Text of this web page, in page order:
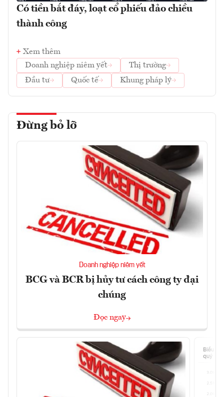
Có tiền bắt đáy, loạt cổ phiếu đảo chiều
thành công
Xem thêm
Doanh nghiệp niêm yết
Thị trường
Đầu tư
Quốc tế Khung pháp lý
Đừng bỏ lỡ
Doanh nghiệp niêm yết
BCG và BCR bị hủy tư cách công ty đại
chúng
Đọc ngay